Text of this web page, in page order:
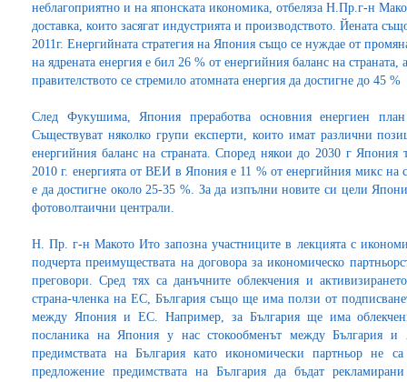
неблагоприятно и на японската икономика, отбеляза Н.Пр.г-н
доставка, които засягат индустрията и производството. Йената
2011г. Енергийната стратегия на Япония също се нуждае от
на ядрената енергия е бил 26 % от енергийния баланс на страната,
правителството се стремило атомната енергия да достигне до 45
След Фукушима, Япония преработва основния енергиен
Съществуват няколко групи експерти, които имат различни
енергийния баланс на страната. Според някои до 2030 г Япония
2010 г. енергията от ВЕИ в Япония е 11 % от енергийния микс на
е да достигне около 25-35 %. За да изпълни новите си цели
фотоволтаични централи.
Н. Пр. г-н Макото Ито запозна участниците в лекцията с
подчерта преимуществата на договора за икономическо
преговори. Сред тях са данъчните облекчения и
страна-членка на ЕС, България също ще има ползи от
между Япония и ЕС. Например, за България ще има
посланика на Япония у нас стокообменът между България и
предимствата на България като икономически партньор не
предложение предимствата на България да бъдат